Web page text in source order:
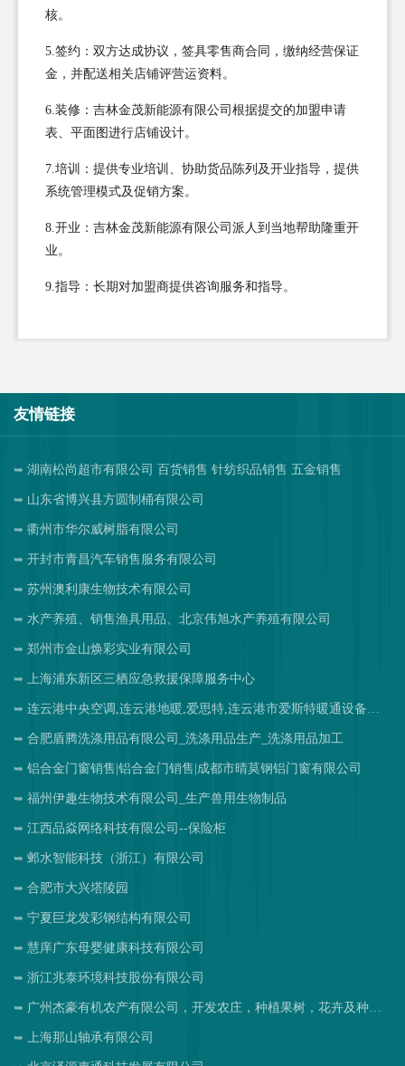
核。
5.签约：双方达成协议，签具零售商合同，缴纳经营保证
金，并配送相关店铺评营运资料。
6.装修：吉林金茂新能源有限公司根据提交的加盟申请
表、平面图进行店铺设计。
7.培训：提供专业培训、协助货品陈列及开业指导，提供
系统管理模式及促销方案。
8.开业：吉林金茂新能源有限公司派人到当地帮助隆重开
业。
9.指导：长期对加盟商提供咨询服务和指导。
友情链接
湖南松尚超市有限公司 百货销售 针纺织品销售 五金销售
山东省博兴县方圆制桶有限公司
衢州市华尔威树脂有限公司
开封市青昌汽车销售服务有限公司
苏州澳利康生物技术有限公司
水产养殖、销售渔具用品、北京伟旭水产养殖有限公司
郑州市金山焕彩实业有限公司
上海浦东新区三栖应急救援保障服务中心
合肥盾腾洗涤用品有限公司_洗涤用品生产_洗涤用品加工
铝合金门窗销售|铝合金门销售|成都市晴莫钢铝门窗有限公司
福州伊趣生物技术有限公司_生产兽用生物制品
江西品焱网络科技有限公司--保险柜
邺水智能科技（浙江）有限公司
合肥市大兴塔陵园
宁夏巨龙发彩钢结构有限公司
慧庠广东母婴健康科技有限公司
浙江兆泰环境科技股份有限公司
上海那山轴承有限公司